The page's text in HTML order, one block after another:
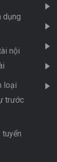
dụng
nội
loại
trước
tuyển